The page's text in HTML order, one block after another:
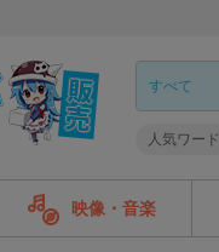
人気ワード
映像・音楽